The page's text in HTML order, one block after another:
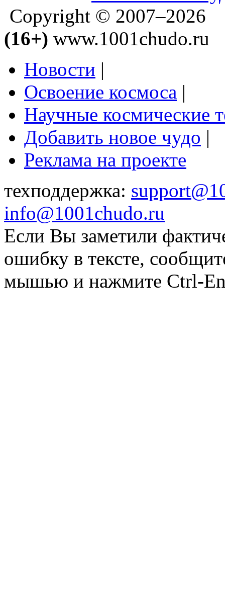
Copyright © 2007–2026
(16+) www.1001chudo.ru
Новости |
Освоение космоса |
Научные космические
Добавить новое чудо |
Реклама на проекте
техподдержка:
info@1001chudo.ru
Если Вы заметили
ошибку в тексте,
мышью и нажмите Ctrl-